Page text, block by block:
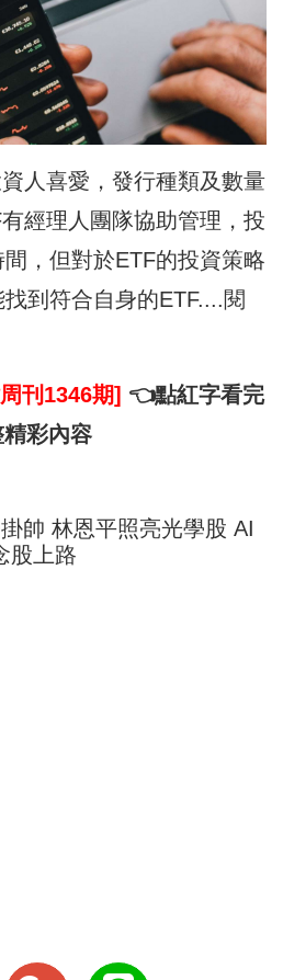
人喜愛，發行種類及數量
經理人團隊協助管理，投
，但對於ETF的投資策略
到符合自身的ETF....閱
刊1346期] 👈點紅字看完
精彩內容
帥 林恩平照亮光學股 AI
股上路